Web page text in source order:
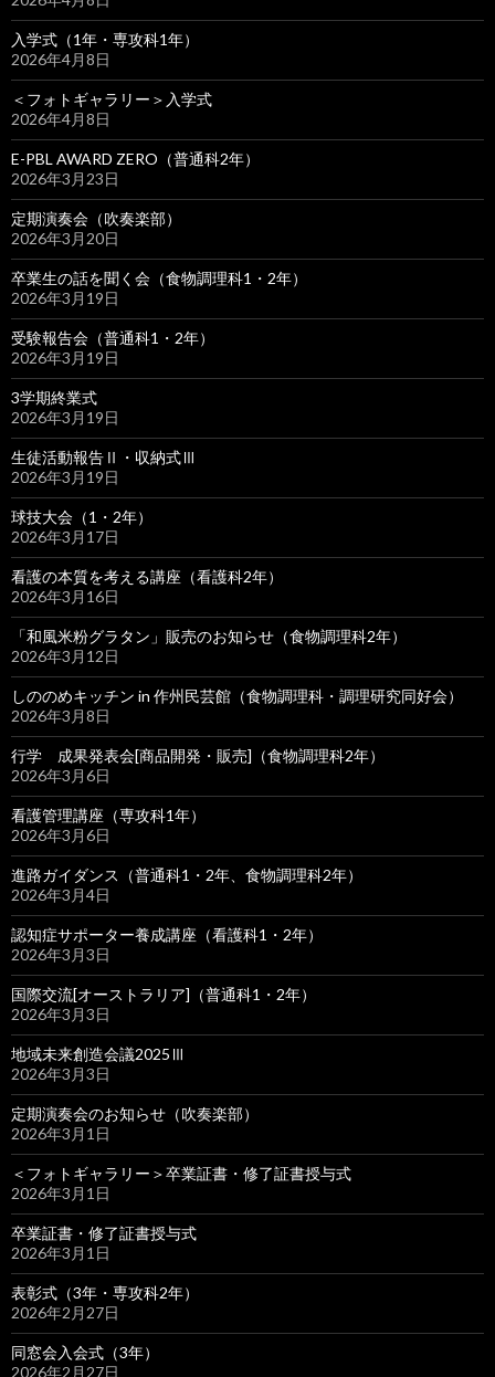
入学式（1年・専攻科1年）
2026年4月8日
＜フォトギャラリー＞入学式
2026年4月8日
E-PBL AWARD ZERO（普通科2年）
2026年3月23日
定期演奏会（吹奏楽部）
2026年3月20日
卒業生の話を聞く会（食物調理科1・2年）
2026年3月19日
受験報告会（普通科1・2年）
2026年3月19日
3学期終業式
2026年3月19日
生徒活動報告Ⅱ・収納式Ⅲ
2026年3月19日
球技大会（1・2年）
2026年3月17日
看護の本質を考える講座（看護科2年）
2026年3月16日
「和風米粉グラタン」販売のお知らせ（食物調理科2年）
2026年3月12日
しののめキッチン in 作州民芸館（食物調理科・調理研究同好会）
2026年3月8日
行学 成果発表会[商品開発・販売]（食物調理科2年）
2026年3月6日
看護管理講座（専攻科1年）
2026年3月6日
進路ガイダンス（普通科1・2年、食物調理科2年）
2026年3月4日
認知症サポーター養成講座（看護科1・2年）
2026年3月3日
国際交流[オーストラリア]（普通科1・2年）
2026年3月3日
地域未来創造会議2025Ⅲ
2026年3月3日
定期演奏会のお知らせ（吹奏楽部）
2026年3月1日
＜フォトギャラリー＞卒業証書・修了証書授与式
2026年3月1日
卒業証書・修了証書授与式
2026年3月1日
表彰式（3年・専攻科2年）
2026年2月27日
同窓会入会式（3年）
2026年2月27日